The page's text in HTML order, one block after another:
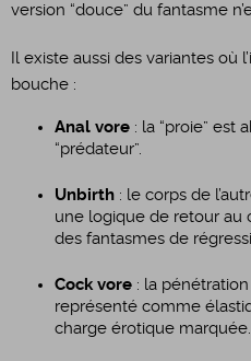
version “douce” du fantasme
Il existe aussi des variantes où
bouche :
Anal vore : la “proie” est
“prédateur”.
Unbirth : le corps de
une logique de retour au
des fantasmes de
Cock vore : la
représenté comme
charge érotique marquée.